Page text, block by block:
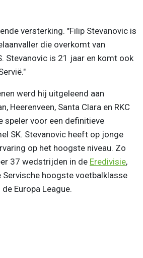
versterking. "Filip Stevanovic is
die overkomt van
Stevanovic is 21 jaar en komt ook
werd hij uitgeleend aan
Heerenveen, Santa Clara en RKC
speler voor een definitieve
SK. Stevanovic heeft op jonge
op het hoogste niveau. Zo
37 wedstrijden in de Eredivisie,
hoogste voetbalklasse
Europa League.